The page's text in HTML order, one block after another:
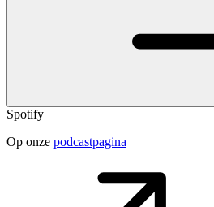
Spotify
Op onze podcastpagina